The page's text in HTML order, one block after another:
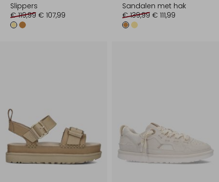
Slippers
€ 119,99 € 107,99
Sandalen met hak
€ 139,99 € 111,99